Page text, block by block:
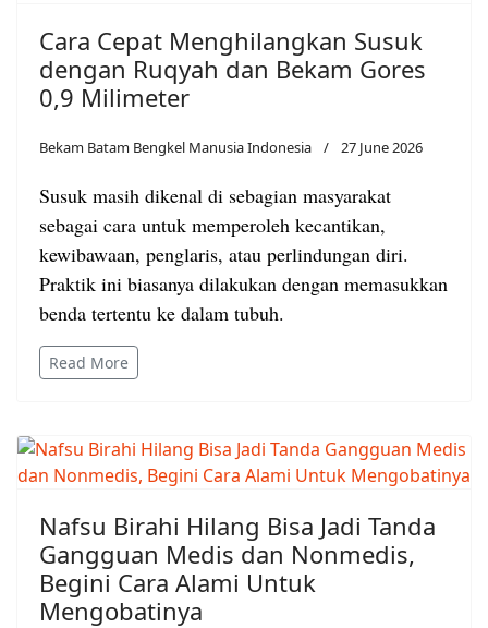
Cara Cepat Menghilangkan Susuk
dengan Ruqyah dan Bekam Gores
0,9 Milimeter
Bekam Batam Bengkel Manusia Indonesia 27 June 2026
Susuk masih dikenal di sebagian masyarakat
sebagai cara untuk memperoleh kecantikan,
kewibawaan, penglaris, atau perlindungan diri.
Praktik ini biasanya dilakukan dengan memasukkan
benda tertentu ke dalam tubuh.
Read More
Nafsu Birahi Hilang Bisa Jadi Tanda
Gangguan Medis dan Nonmedis,
Begini Cara Alami Untuk
Mengobatinya